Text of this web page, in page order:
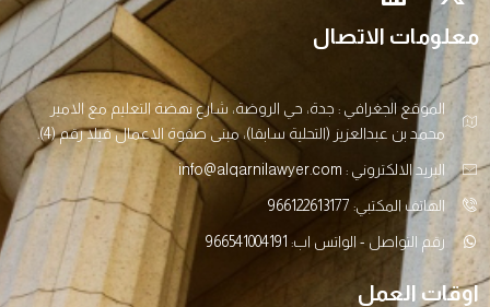
معلومات الاتصال
الموقع الجغرافي : جدة، حي الروضة، شارع نهضة التعليم مع الامير
محمد بن عبدالعزيز (التحلية سابقا)، مبنى صفوة الاعمال فيلا رقم (4).
البريد الالكتروني : info@alqarnilawyer.com
الهاتف المكتبي: 966122613177
رقم التواصل - الواتس اب: 966541004191
اوقات العمل